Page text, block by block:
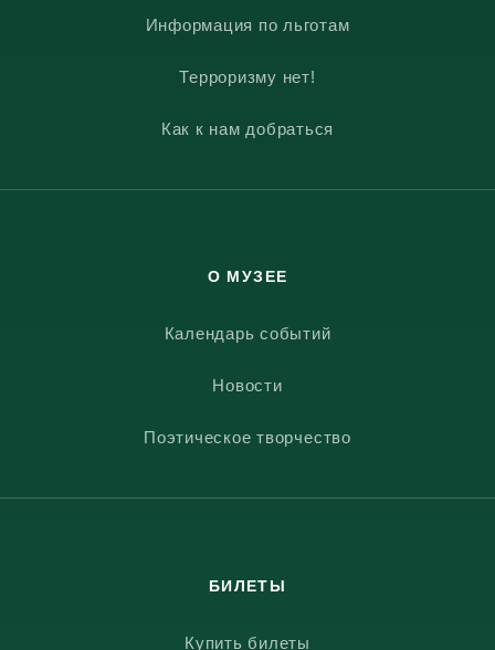
Информация по льготам
Терроризму нет!
Как к нам добраться
О МУЗЕЕ
Календарь событий
Новости
Поэтическое творчество
БИЛЕТЫ
Купить билеты